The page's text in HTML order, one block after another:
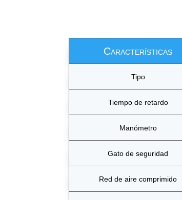
Características
Tipo
Tiempo de retardo
Manómetro
Gato de seguridad
Red de aire comprimido